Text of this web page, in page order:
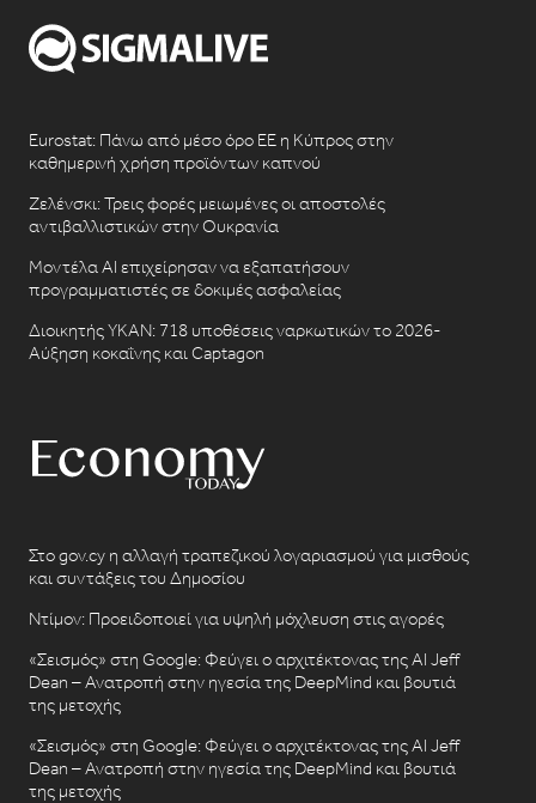
Eurostat: Πάνω από μέσο όρο ΕΕ η Κύπρος στην
καθημερινή χρήση προϊόντων καπνού
Ζελένσκι: Τρεις φορές μειωμένες οι αποστολές
αντιβαλλιστικών στην Ουκρανία
Μοντέλα AI επιχείρησαν να εξαπατήσουν
προγραμματιστές σε δοκιμές ασφαλείας
Διοικητής ΥΚΑΝ: 718 υποθέσεις ναρκωτικών το 2026-
Αύξηση κοκαΐνης και Captagon
Στο gov.cy η αλλαγή τραπεζικού λογαριασμού για μισθούς
και συντάξεις του Δημοσίου
Ντίμον: Προειδοποιεί για υψηλή μόχλευση στις αγορές
«Σεισμός» στη Google: Φεύγει ο αρχιτέκτονας της AI Jeff
Dean – Ανατροπή στην ηγεσία της DeepMind και βουτιά
της μετοχής
«Σεισμός» στη Google: Φεύγει ο αρχιτέκτονας της AI Jeff
Dean – Ανατροπή στην ηγεσία της DeepMind και βουτιά
της μετοχής